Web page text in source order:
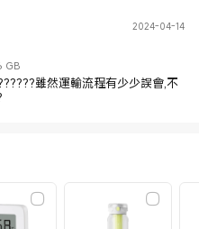
2024-04-14
GB
雖然運輸流程有少少誤會,不